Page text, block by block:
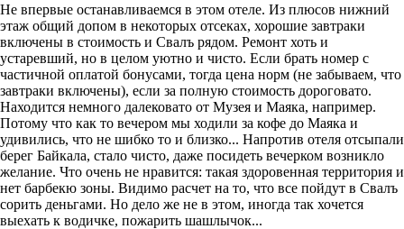
Не впервые останавливаемся в этом отеле. Из плюсов нижний
этаж общий допом в некоторых отсеках, хорошие завтраки
включены в стоимость и Свалъ рядом. Ремонт хоть и
устаревший, но в целом уютно и чисто. Если брать номер с
частичной оплатой бонусами, тогда цена норм (не забываем, что
завтраки включены), если за полную стоимость дороговато.
Находится немного далековато от Музея и Маяка, например.
Потому что как то вечером мы ходили за кофе до Маяка и
удивились, что не шибко то и близко... Напротив отеля отсыпали
берег Байкала, стало чисто, даже посидеть вечерком возникло
желание. Что очень не нравится: такая здоровенная территория и
нет барбекю зоны. Видимо расчет на то, что все пойдут в Свалъ
сорить деньгами. Но дело же не в этом, иногда так хочется
выехать к водичке, пожарить шашлычок...